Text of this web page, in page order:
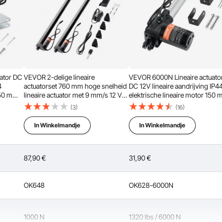
betrouwbare beschermingsprestaties en zorgt
(Let op: er mag geen water in de motor
hierdoor kan doorbranden)
DC
mm
s
VEVOR 2-delige lineaire
actuatorset 760 mm hoge snelheid
lineaire actuator met 9 mm/s 12 V
220 lbs/1000 N lineaire actuator
voor het optillen van
tv's/tafels/banken IP54-
bescherming - draadloze
(3)
In Winkelmandje
VEVOR 6000N Lineaire
DC 12V lineaire aandrijving
elektrische lineaire motor 150
slag Geluidsniveau ≤50 dB
Elektrische deuropener 5 mm/s
rijsnelheid Lineaire technologie
Aanpassing aandrijving
(16)
In Winkelmandje
87,90 € 31,90€
OK648 OK628-6000N
1000 N 1320 lbs / 6000 N